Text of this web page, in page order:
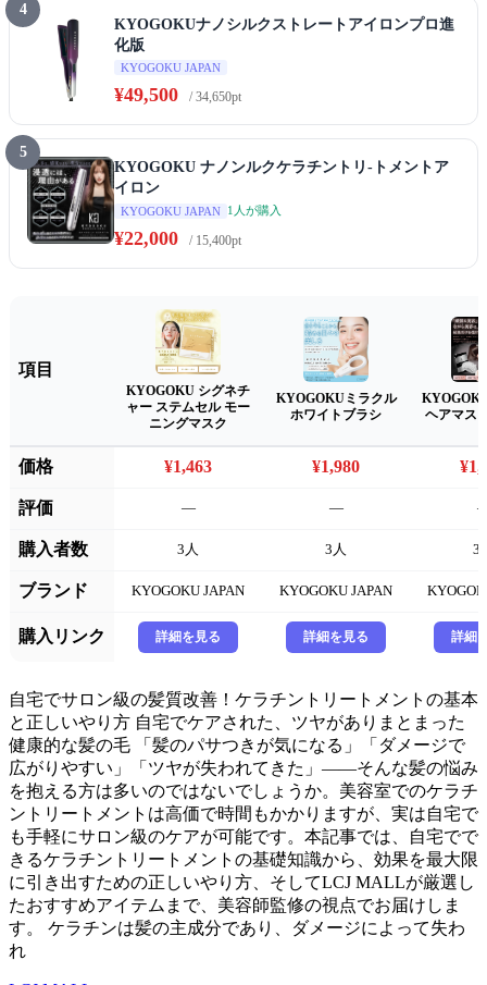
4
KYOGOKUナノシルクストレートアイロンプロ進
化版
KYOGOKU JAPAN
¥49,500 / 34,650pt
5
KYOGOKU ナノンルクケラチントリ-トメントア
イロン
KYOGOKU JAPAN 1人が購入
¥22,000 / 15,400pt
項目
KYOGOKU シグネチ
ャー ステムセル モー
ニングマスク
KYOGOKUミラクル
ホワイトブラシ
ヘアマス
価格 ¥1,463 ¥1,980
評価 — —
購入者数 3人 3人 3
ブランド KYOGOKU JAPAN KYOGOKU JAPAN
購入リンク 詳細を見る 詳細を見る 詳細
自宅でサロン級の髪質改善！ケラチントリートメントの基本
と正しいやり方 自宅でケアされた、ツヤがありまとまった
健康的な髪の毛 「髪のパサつきが気になる」「ダメージで
広がりやすい」「ツヤが失われてきた」――そんな髪の悩み
を抱える方は多いのではないでしょうか。美容室でのケラチ
ントリートメントは高価で時間もかかりますが、実は自宅で
も手軽にサロン級のケアが可能です。本記事では、自宅でで
きるケラチントリートメントの基礎知識から、効果を最大限
に引き出すための正しいやり方、そしてLCJ MALLが厳選し
たおすすめアイテムまで、美容師監修の視点でお届けしま
す。 ケラチンは髪の主成分であり、ダメージによって失わ
れ